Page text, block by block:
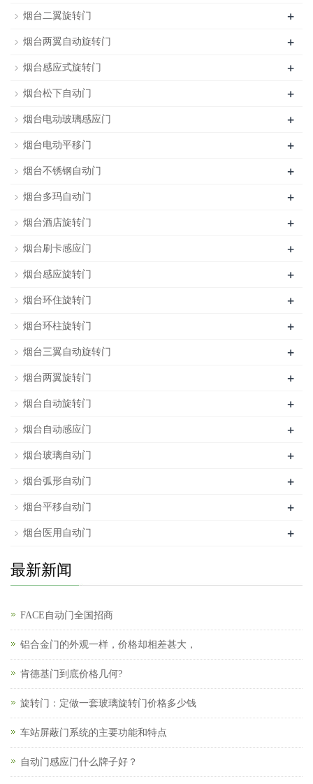
烟台二翼旋转门 +
烟台两翼自动旋转门 +
烟台感应式旋转门 +
烟台松下自动门 +
烟台电动玻璃感应门 +
烟台电动平移门 +
烟台不锈钢自动门 +
烟台多玛自动门 +
烟台酒店旋转门 +
烟台刷卡感应门 +
烟台感应旋转门 +
烟台环住旋转门 +
烟台环柱旋转门 +
烟台三翼自动旋转门 +
烟台两翼旋转门 +
烟台自动旋转门 +
烟台自动感应门 +
烟台玻璃自动门 +
烟台弧形自动门 +
烟台平移自动门 +
烟台医用自动门 +
最新新闻
FACE自动门全国招商
铝合金门的外观一样，价格却相差甚大，
肯德基门到底价格几何?
旋转门：定做一套玻璃旋转门价格多少钱
车站屏蔽门系统的主要功能和特点
自动门感应门什么牌子好？